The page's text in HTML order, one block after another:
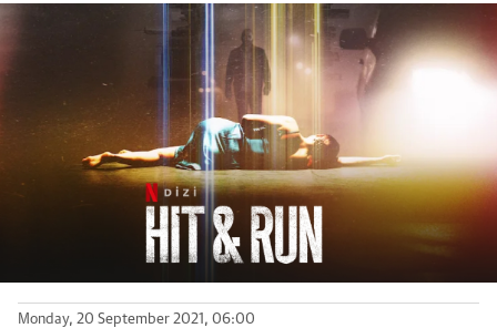
Monday, 20 September 2021, 06:00